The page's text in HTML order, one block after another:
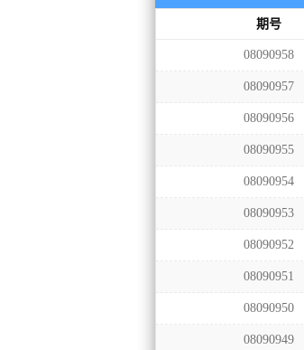
期号
08090958
08090957
08090956
08090955
08090954
08090953
08090952
08090951
08090950
08090949